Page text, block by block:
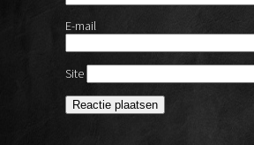
E-mail
Site